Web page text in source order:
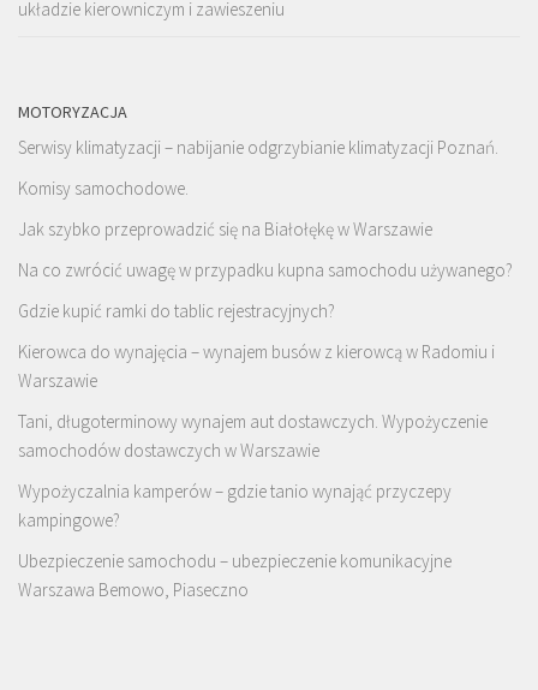
układzie kierowniczym i zawieszeniu
MOTORYZACJA
Serwisy klimatyzacji – nabijanie odgrzybianie klimatyzacji Poznań.
Komisy samochodowe.
Jak szybko przeprowadzić się na Białołękę w Warszawie
Na co zwrócić uwagę w przypadku kupna samochodu używanego?
Gdzie kupić ramki do tablic rejestracyjnych?
Kierowca do wynajęcia – wynajem busów z kierowcą w Radomiu i
Warszawie
Tani, długoterminowy wynajem aut dostawczych. Wypożyczenie
samochodów dostawczych w Warszawie
Wypożyczalnia kamperów – gdzie tanio wynająć przyczepy
kampingowe?
Ubezpieczenie samochodu – ubezpieczenie komunikacyjne
Warszawa Bemowo, Piaseczno